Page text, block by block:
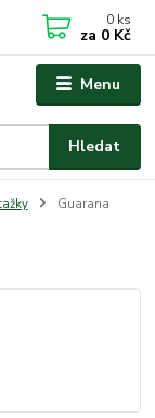
Menu
Hledat
0 ks
za 0 Kč
Guarana